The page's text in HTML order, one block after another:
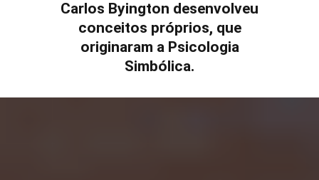
Carlos Byington desenvolveu
conceitos próprios, que
originaram a Psicologia
Simbólica.